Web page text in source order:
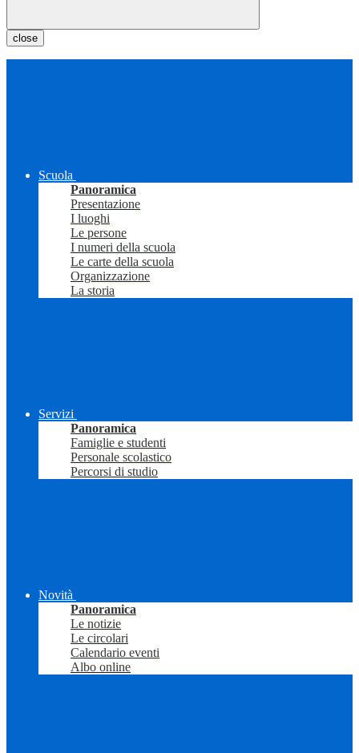
close
Scuola
Panoramica
Presentazione
I luoghi
Le persone
I numeri della scuola
Le carte della scuola
Organizzazione
La storia
Servizi
Panoramica
Famiglie e studenti
Personale scolastico
Percorsi di studio
Novità
Panoramica
Le notizie
Le circolari
Calendario eventi
Albo online